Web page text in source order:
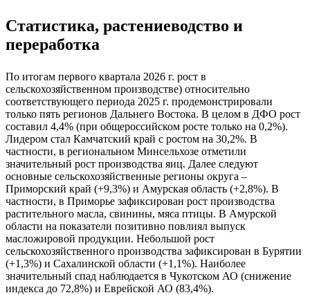
Статистика, растениеводство и
переработка
По итогам первого квартала 2026 г. рост в
сельскохозяйственном производстве) относительно
соответствующего периода 2025 г. продемонстрировали
только пять регионов Дальнего Востока. В целом в ДФО рост
составил 4,4% (при общероссийском росте только на 0,2%).
Лидером стал Камчатский край с ростом на 30,2%. В
частности, в региональном Минсельхозе отметили
значительный рост производства яиц. Далее следуют
основные сельскохозяйственные регионы округа –
Приморский край (+9,3%) и Амурская область (+2,8%). В
частности, в Приморье зафиксирован рост производства
растительного масла, свинины, мяса птицы. В Амурской
области на показатели позитивно повлиял выпуск
масложировой продукции. Небольшой рост
сельскохозяйственного производства зафиксирован в Бурятии
(+1,3%) и Сахалинской области (+1,1%). Наиболее
значительный спад наблюдается в Чукотском АО (снижение
индекса до 72,8%) и Еврейской АО (83,4%).